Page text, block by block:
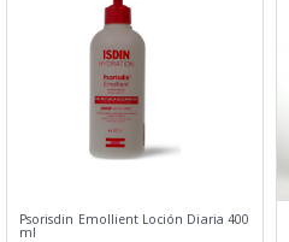
Psorisdin Emollient Loción Diaria 400
ml